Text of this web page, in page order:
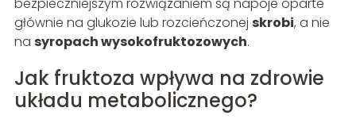
głównie na glukozie lub rozcieńczonej skrobi, a nie
na syropach wysokofruktozowych.
Jak fruktoza wpływa na zdrowie
układu metabolicznego?